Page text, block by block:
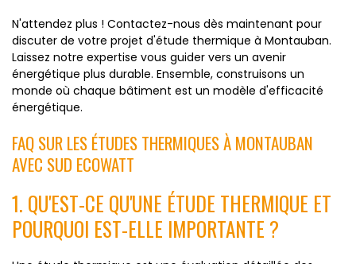
N'attendez plus ! Contactez-nous dès maintenant pour
discuter de votre projet d'étude thermique à Montauban.
Laissez notre expertise vous guider vers un avenir
énergétique plus durable. Ensemble, construisons un
monde où chaque bâtiment est un modèle d'efficacité
énergétique.
FAQ SUR LES ÉTUDES THERMIQUES À MONTAUBAN
AVEC SUD ECOWATT
1. QU'EST-CE QU'UNE ÉTUDE THERMIQUE ET
POURQUOI EST-ELLE IMPORTANTE ?